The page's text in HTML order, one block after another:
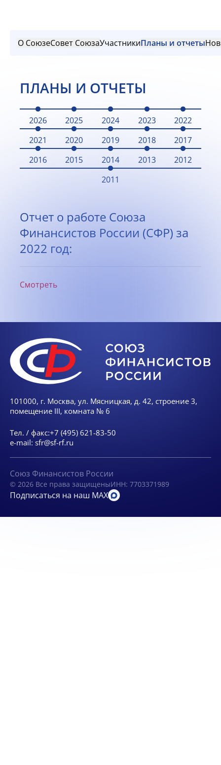
О СоюзеСовет СоюзаУчастникиПланы и отчеты
ПЛАНЫ И ОТЧЕТЫ
2026 2025 2024 2023
2022
2021
2020 2019 2018
2017
2016
2015 2014 2013
2012
2011
Отчет о работе Союза
Финансистов России (СФР) за
2022 год:
Смотреть
101000, г. Москва, ул. Мясницкая, д. 42, строение 3,
помещение III, комната № 6
Тел. / факс:+7 (495) 621-83-50
e-mail: sfr@sf-rf.ru
Союз Финансистов России
© 2026 Все права защищеныИНН: 7703371989
Подписаться на наш MAX